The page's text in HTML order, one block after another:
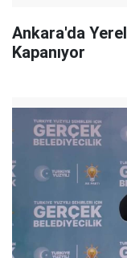
Ankara'da
Kapanıyor